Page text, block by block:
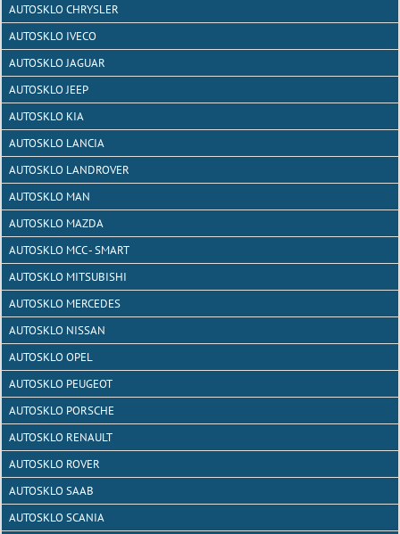
AUTOSKLO CHRYSLER
AUTOSKLO IVECO
AUTOSKLO JAGUAR
AUTOSKLO JEEP
AUTOSKLO KIA
AUTOSKLO LANCIA
AUTOSKLO LANDROVER
AUTOSKLO MAN
AUTOSKLO MAZDA
AUTOSKLO MCC - SMART
AUTOSKLO MITSUBISHI
AUTOSKLO MERCEDES
AUTOSKLO NISSAN
AUTOSKLO OPEL
AUTOSKLO PEUGEOT
AUTOSKLO PORSCHE
AUTOSKLO RENAULT
AUTOSKLO ROVER
AUTOSKLO SAAB
AUTOSKLO SCANIA